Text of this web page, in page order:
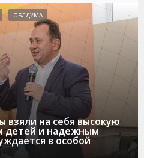
взяли на себя высокую
детей и надежным
в особой
ОБЛДУМА